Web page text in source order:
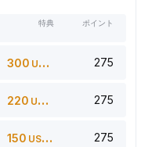
特典 ポイント
300 USDT 275
220 USDT 275
150 USDT 275